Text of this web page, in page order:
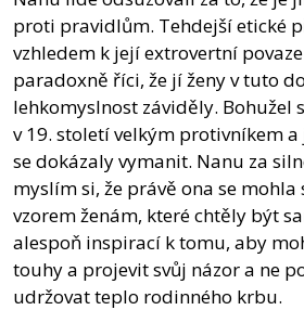
proti pravidlům. Tehdejší etické
vzhledem k její extrovertní
paradoxně říci, že jí ženy v tuto
lehkomyslnost záviděly. Bohužel
v 19. století velkým protivníkem a
se dokázaly vymanit. Nanu za
myslím si, že právě ona se
vzorem ženám, které chtěly být
alespoň inspirací k tomu, aby
touhy a projevit svůj názor a ne
udržovat teplo rodinného krbu.